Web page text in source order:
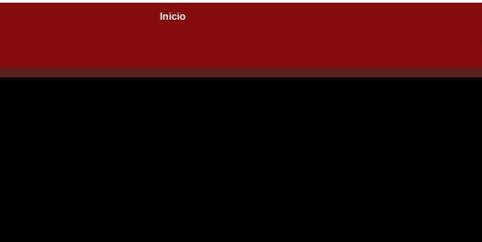
Inicio